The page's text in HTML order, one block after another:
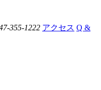
355-1222 アクセス Q &